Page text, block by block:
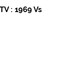
: 1969 Vs